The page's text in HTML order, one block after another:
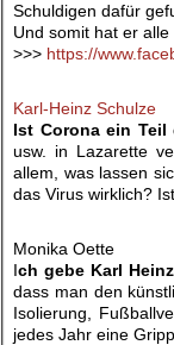
Schuldigen dafür
Und somit hat er alle
>>> https://
Karl-Heinz Schulze
Ist Corona ein Teil
usw. in Lazarette
allem, was lassen
das Virus wirklich?
Monika Oette
Ich gebe Karl
dass man den
Isolierung,
jedes Jahr eine